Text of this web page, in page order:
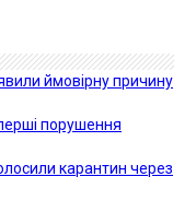
ймовірну причину
порушення
карантин через